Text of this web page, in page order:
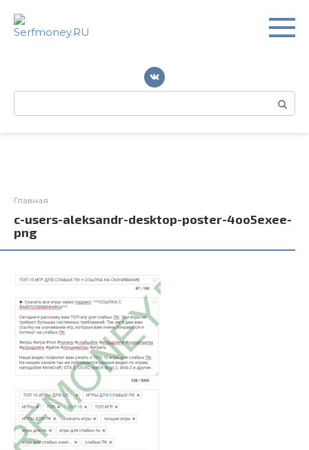
контенту
Поиск:
Главная
c-users-aleksandr-desktop-poster-4oo5exee-
png